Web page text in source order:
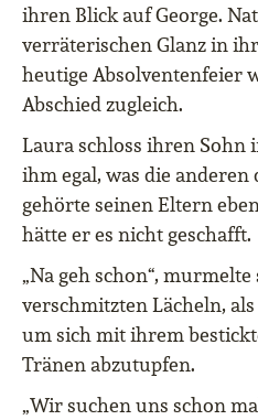
ihren Blick auf George.
verräterischen Glanz in
heutige Absolventenfeier
Abschied zugleich.
Laura schloss ihren Sohn
ihm egal, was die anderen
gehörte seinen Eltern
hätte er es nicht geschafft.
„Na geh schon“,
verschmitzten Lächeln,
um sich mit ihrem
Tränen abzutupfen.
„Wir suchen uns schon